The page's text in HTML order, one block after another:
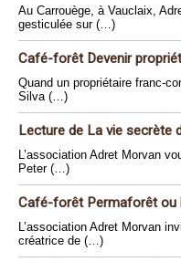
Au Carrouège, à Vauclaix,
gesticulée sur (…)
Café-forêt Devenir
Quand un propriétaire franc-
Silva (…)
Lecture de La vie secrète
L’association Adret Morvan
Peter (…)
Café-forêt Permaforêt ou
L’association Adret Morvan
créatrice de (…)